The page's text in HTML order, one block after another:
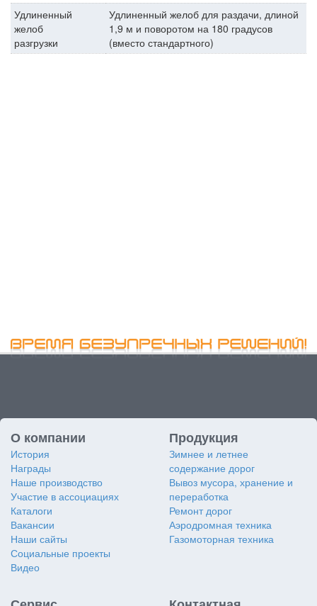
Удлиненный
желоб
разгрузки
Удлиненный желоб для раздачи, длиной
1,9 м и поворотом на 180 градусов
(вместо стандартного)
О компании
История
Награды
Наше производство
Участие в ассоциациях
Каталоги
Вакансии
Наши сайты
Социальные проекты
Видео
Продукция
Зимнее и летнее
содержание дорог
Вывоз мусора, хранение и
переработка
Ремонт дорог
Аэродромная техника
Газомоторная техника